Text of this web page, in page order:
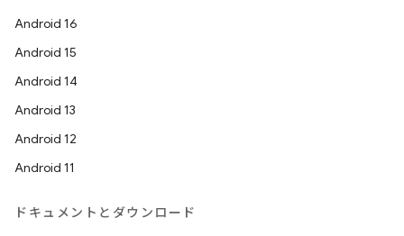
Android 16
Android 15
Android 14
Android 13
Android 12
Android 11
ドキュメントとダウンロード